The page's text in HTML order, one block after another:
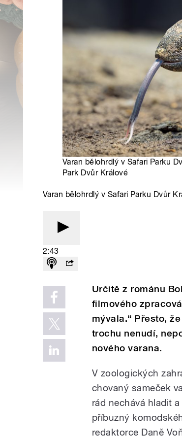
Varan bělohrdlý v Safari Parku
Park Dvůr Králové
Varan bělohrdlý v Safari Parku Dvůr
2:43
Určitě z románu
filmového
mývala.“ Přesto,
trochu nenudí,
nového varana.
V zoologických
chovaný sameček
rád nechává hladit
příbuzný
redaktorce Daně